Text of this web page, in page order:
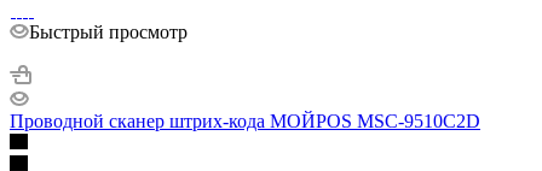
Быстрый просмотр
Проводной сканер штрих-кода МОЙPOS MSC-9510C2D